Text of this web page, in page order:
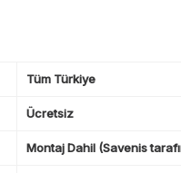
Tüm Türkiye
Ücretsiz
Montaj Dahil (Savenis